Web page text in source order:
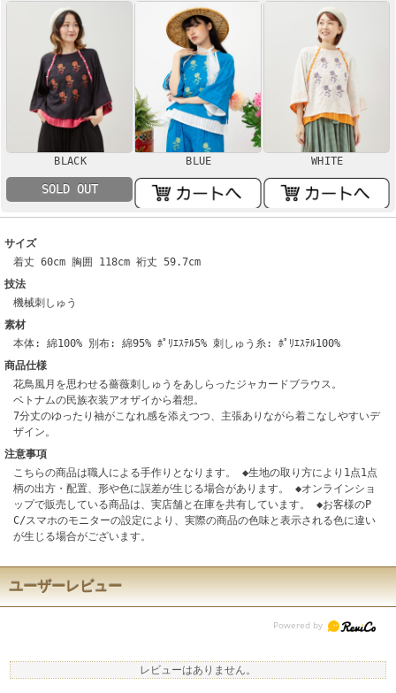
BLACK
SOLD OUT
BLUE WHITE
サイズ
着丈 60cm 胸囲 118cm 裄丈 59.7cm
技法
機械刺しゅう
素材
本体: 綿100% 別布: 綿95% ﾎﾟﾘｴｽﾃﾙ5% 刺しゅう糸: ﾎﾟﾘｴｽﾃﾙ100%
商品仕様
花鳥風月を思わせる薔薇刺しゅうをあしらったジャカードブラウス。
ベトナムの民族衣装アオザイから着想。
7分丈のゆったり袖がこなれ感を添えつつ、主張ありながら着こなしやすいデ
ザイン。
注意事項
こちらの商品は職人による手作りとなります。 ◆生地の取り方により1点1点
柄の出方・配置、形や色に誤差が生じる場合があります。 ◆オンラインショ
ップで販売している商品は、実店舗と在庫を共有しています。 ◆お客様のP
C/スマホのモニターの設定により、実際の商品の色味と表示される色に違い
が生じる場合がございます。
ユーザーレビュー
レビューはありません。